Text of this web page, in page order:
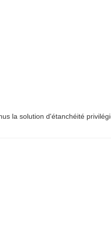
la solution d'étanchéité